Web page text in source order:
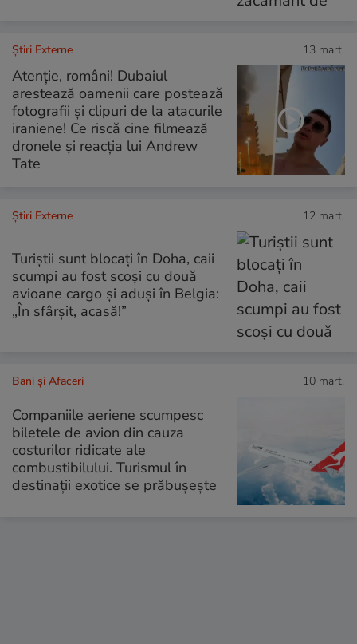
Știri Externe 13 mart.
Atenție, români! Dubaiul
arestează oamenii care postează
fotografii și clipuri de la atacurile
iraniene! Ce riscă cine filmează
dronele și reacția lui Andrew
Tate
Știri Externe 12 mart.
Turiștii sunt blocați în Doha, caii
scumpi au fost scoși cu două
avioane cargo și aduși în Belgia:
„În sfârșit, acasă!”
Bani și Afaceri 10 mart.
Companiile aeriene scumpesc
biletele de avion din cauza
costurilor ridicate ale
combustibilului. Turismul în
destinații exotice se prăbușește